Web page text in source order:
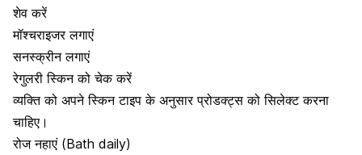
शेव करें
मॉश्चराइजर लगाएं
सनस्क्रीन लगाएं
रेगुलरी स्किन को चेक करें
व्यक्ति को अपने स्किन टाइप के अनुसार प्रोडक्ट्स को सिलेक्ट करना
चाहिए।
रोज नहाएं (Bath daily)